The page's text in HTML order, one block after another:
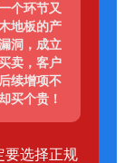
个环节又
地板的产
洞，成立
卖，客户
续增项不
买个贵！
要选择正规